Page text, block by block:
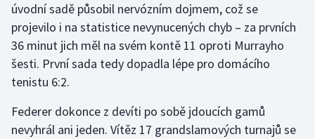
Lyže a snowboard
Moderní pětiboj
Motorsport
Olympijské hry
úvodní sadě působil nervózním dojmem, což se
projevilo i na statistice nevynucených chyb – za prvních
36 minut jich měl na svém kontě 11 oproti Murrayho
šesti. První sada tedy dopadla lépe pro domácího
tenistu 6:2.
Federer dokonce z devíti po sobě jdoucích gamů
nevyhrál ani jeden. Vítěz 17 grandslamových turnajů se